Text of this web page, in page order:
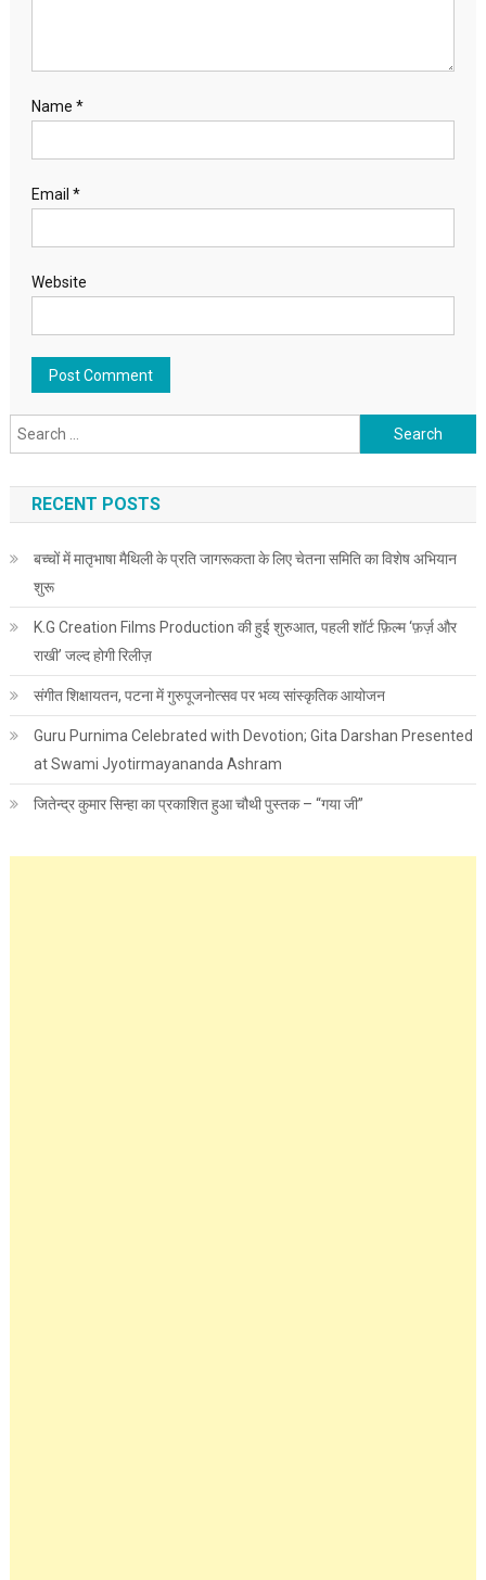
Name *
Email *
Website
Search for:
RECENT POSTS
बच्चों में मातृभाषा मैथिली के प्रति जागरूकता के लिए चेतना समिति का विशेष अभियान
शुरू
K.G Creation Films Production की हुई शुरुआत, पहली शॉर्ट फ़िल्म ‘फ़र्ज़ और
राखी’ जल्द होगी रिलीज़
संगीत शिक्षायतन, पटना में गुरुपूजनोत्सव पर भव्य सांस्कृतिक आयोजन
Guru Purnima Celebrated with Devotion; Gita Darshan Presented
at Swami Jyotirmayananda Ashram
जितेन्द्र कुमार सिन्हा का प्रकाशित हुआ चौथी पुस्तक – “गया जी”